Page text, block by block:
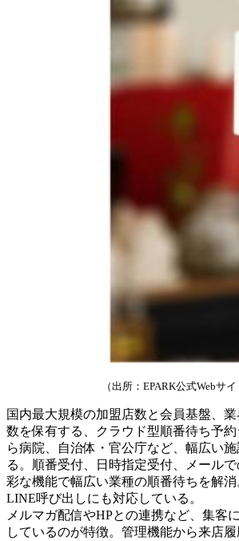
（出所：EPARK公式Webサイ
国内最大規模の加盟店数と会員基盤、
数を保有する、クラウド型順番待ち予
ら病院、自治体・官公庁など、幅広い
る。順番受付、日時指定受付、メール
彩な機能で幅広い業種の順番待ちを解
LINE呼び出しにも対応している。
メルマガ配信やHPとの連携など、集客
しているのが特徴。管理機能から来店